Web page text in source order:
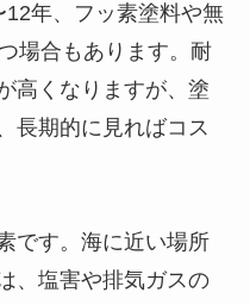
年、フッ素塗料や無
場合もあります。耐
高くなりますが、塗
長期的に見ればコス
です。海に近い場所
、塩害や排気ガスの